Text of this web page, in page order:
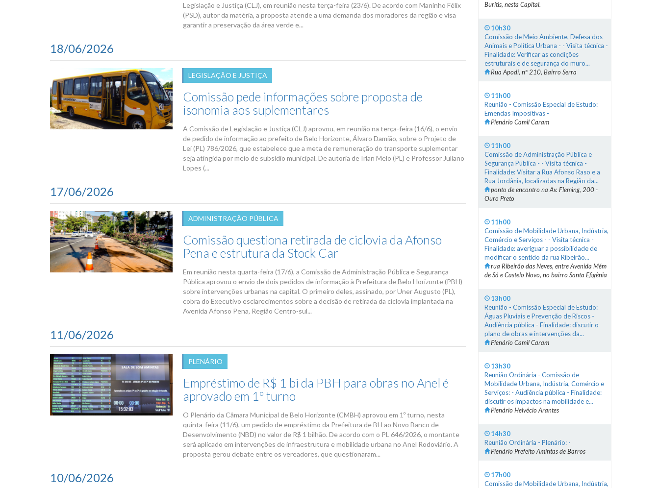
Legislação e Justiça (CLJ), em reunião nesta terça-feira (23/6). De acordo com Maninho Félix
(PSD), autor da matéria, a proposta atende a uma demanda dos moradores da região e visa
garantir a preservação da área verde e...
18/06/2026
LEGISLAÇÃO E JUSTIÇA
Comissão pede informações sobre proposta de
isonomia aos suplementares
A Comissão de Legislação e Justiça (CLJ) aprovou, em reunião na terça-feira (16/6), o envio
de pedido de informação ao prefeito de Belo Horizonte, Álvaro Damião, sobre o Projeto de
Lei (PL) 786/2026, que estabelece que a meta de remuneração do transporte suplementar
seja atingida por meio de subsídio municipal. De autoria de Irlan Melo (PL) e Professor Juliano
Lopes (...
17/06/2026
ADMINISTRAÇÃO PÚBLICA
Comissão questiona retirada de ciclovia da Afonso
Pena e estrutura da Stock Car
Em reunião nesta quarta-feira (17/6), a Comissão de Administração Pública e Segurança
Pública aprovou o envio de dois pedidos de informação à Prefeitura de Belo Horizonte (PBH)
sobre intervenções urbanas na capital. O primeiro deles, assinado, por Uner Augusto (PL),
cobra do Executivo esclarecimentos sobre a decisão de retirada da ciclovia implantada na
Avenida Afonso Pena, Região Centro-sul...
11/06/2026
PLENÁRIO
Empréstimo de R$ 1 bi da PBH para obras no Anel é
aprovado em 1º turno
O Plenário da Câmara Municipal de Belo Horizonte (CMBH) aprovou em 1º turno, nesta
quinta-feira (11/6), um pedido de empréstimo da Prefeitura de BH ao Novo Banco de
Desenvolvimento (NBD) no valor de R$ 1 bilhão. De acordo com o PL 646/2026, o montante
será aplicado em intervenções de infraestrutura e mobilidade urbana no Anel Rodoviário. A
proposta gerou debate entre os vereadores, que questionaram...
10/06/2026
Buritis, nesta Capital.
10h30
Comissão de Meio Ambiente, Defesa dos
Animais e Política Urbana - - Visita técnica -
Finalidade: Verificar as condições
estruturais e de segurança do muro...
Rua Apodi, nº 210, Bairro Serra
11h00
Reunião - Comissão Especial de Estudo:
Emendas Impositivas -
Plenário Camil Caram
11h00
Comissão de Administração Pública e
Segurança Pública - - Visita técnica -
Finalidade: Visitar a Rua Afonso Raso e a
Rua Jordânia, localizadas na Região da...
ponto de encontro na Av. Fleming, 200 -
Ouro Preto
11h00
Comissão de Mobilidade Urbana, Indústria,
Comércio e Serviços - - Visita técnica -
Finalidade: averiguar a possibilidade de
modificar o sentido da rua Ribeirão...
rua Ribeirão das Neves, entre Avenida Mém
de Sá e Castelo Novo, no bairro Santa Efigênia
13h00
Reunião - Comissão Especial de Estudo:
Águas Pluviais e Prevenção de Riscos -
Audiência pública - Finalidade: discutir o
plano de obras e intervenções da...
Plenário Camil Caram
13h30
Reunião Ordinária - Comissão de
Mobilidade Urbana, Indústria, Comércio e
Serviços: - Audiência pública - Finalidade:
discutir os impactos na mobilidade e...
Plenário Helvécio Arantes
14h30
Reunião Ordinária - Plenário: -
Plenário Prefeito Amintas de Barros
17h00
Comissão de Mobilidade Urbana, Indústria,